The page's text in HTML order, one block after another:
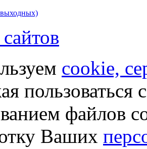
выходных)
cookie,
пользоваться
файлов
Ваших